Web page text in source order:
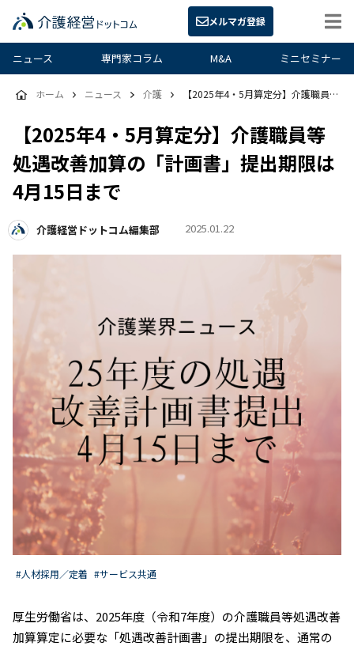
メルマガ登録
ニュース 専門家コラム M&A ミニセミナー
【2025年4・5月算定分】介護職員等
処遇改善加算の「計画書」提出期限は
4月15日まで
介護経営ドットコム編集部 2025.01.22
ホーム ニュース 介護 【2025年4・5月算定分】介護職員等処遇改善加算の「計画書」提出期限は4月15日まで
#人材採用／定着 #サービス共通
厚生労働省は、2025年度（令和7年度）の介護職員等処遇改善
加算算定に必要な「処遇改善計画書」の提出期限を、通常の